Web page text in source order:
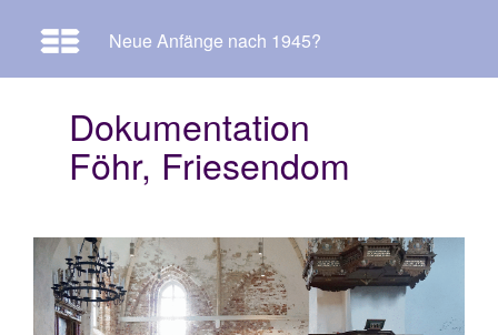
Neue Anfänge nach 1945?
Dokumentation
Föhr, Friesendom